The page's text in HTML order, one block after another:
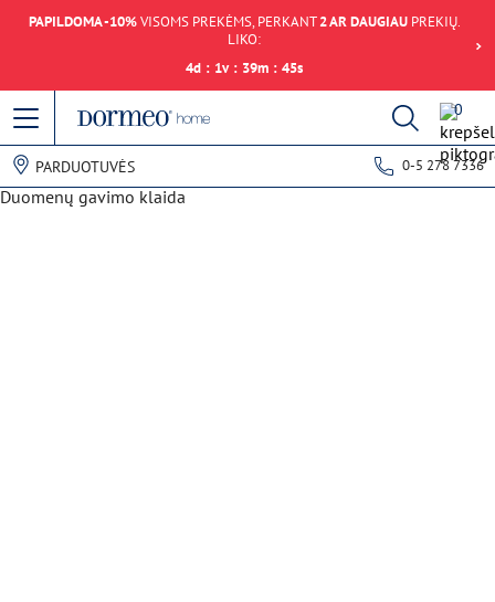
PAPILDOMA -10%VISOMS PREKĖMS, PERKANT2 AR DAUGIAUPREKIŲ.
LIKO:
4d : 1v : 39m : 45s
0
PARDUOTUVĖS 0-5 278 7336
Duomenų gavimo klaida